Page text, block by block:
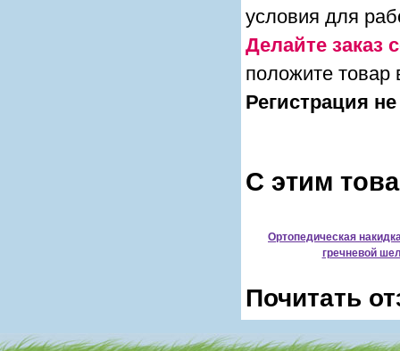
условия для
Делайте заказ
положите товар
Регистрация
С этим
Ортопедическая
гречневой
Почитать